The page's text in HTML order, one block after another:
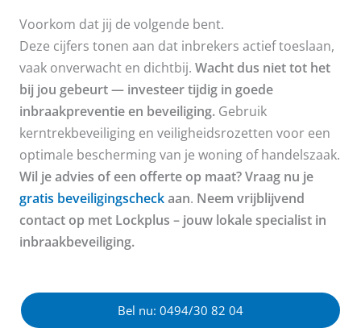
Voorkom dat jij de volgende bent.
Deze cijfers tonen aan dat inbrekers actief toeslaan,
vaak onverwacht en dichtbij. Wacht dus niet tot het
bij jou gebeurt — investeer tijdig in goede
inbraakpreventie en beveiliging. Gebruik
kerntrekbeveiliging en veiligheidsrozetten voor een
optimale bescherming van je woning of handelszaak.
Wil je advies of een offerte op maat? Vraag nu je
gratis beveiligingscheckaan. Neem vrijblijvend
contact op met Lockplus – jouw lokale specialist in
inbraakbeveiliging.
Bel nu: 0494/30 82 04